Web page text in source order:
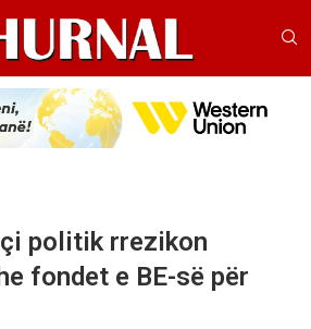
politik rrezikon
fondet e BE-së për